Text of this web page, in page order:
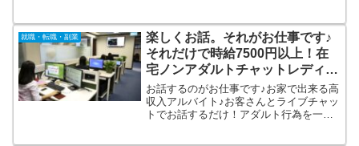
し、ライフスタイルに合わせて「時短」
や「在宅」でお仕事ができる職場をご紹
介
就職・転職・副業
楽しくお話。それがお仕事です♪
それだけで時給7500円以上！在
宅ノンアダルトチャットレディ求
人【GTM】
お話するのがお仕事です♪お家で出来る高
収入アルバイト♪お客さんとライブチャッ
トでお話するだけ！アダルト行為を一切